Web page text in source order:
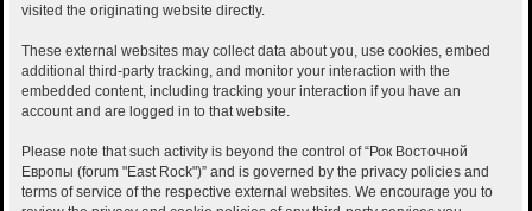
visited the originating website directly.
These external websites may collect data about you, use cookies, embed
additional third-party tracking, and monitor your interaction with the
embedded content, including tracking your interaction if you have an
account and are logged in to that website.
Please note that such activity is beyond the control of “Рок Восточной
Европы (forum "East Rock")” and is governed by the privacy policies and
terms of service of the respective external websites. We encourage you to